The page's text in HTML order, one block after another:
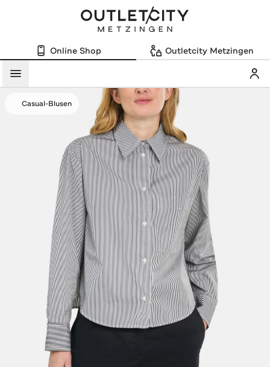
Online Shop Outletcity Metzingen
Menü
Casual-Blusen